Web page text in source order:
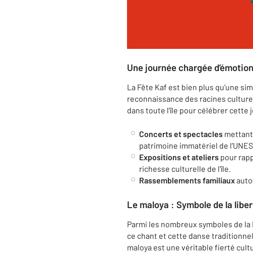
Une journée chargée
La Fête Kaf est bien plus qu’une
reconnaissance des racines
dans toute l’île pour célébrer cette
Concerts et spectacles
patrimoine immatériel de
Expositions et ateliers pour
richesse culturelle de l’île.
Rassemblements familiaux
Le maloya : Symbole de la
Parmi les nombreux symboles de la
ce chant et cette danse
maloya est une véritable fierté